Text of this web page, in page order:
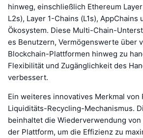
hinweg, einschließlich Ethereum
L2s), Layer 1-Chains (L1s), AppChains
Ökosystem. Diese Multi-Chain-
es Benutzern, Vermögenswerte über
Blockchain-Plattformen hinweg zu
Flexibilität und Zugänglichkeit des
verbessert.
Ein weiteres innovatives Merkmal von
Liquiditäts-Recycling-Mechanismus.
beinhaltet die Wiederverwendung
der Plattform, um die Effizienz zu